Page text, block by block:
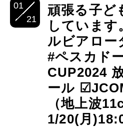
01
21
頑張る子ど
しています
ルビアロー
#ペスカド
CUP2024
ール
（地上波
1/20(月